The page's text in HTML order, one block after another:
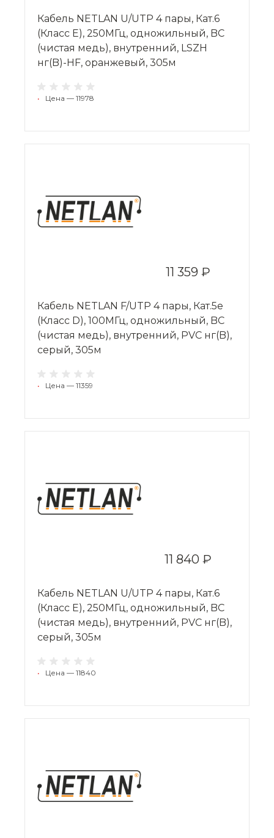
Кабель NETLAN U/UTP 4 пары, Кат.6
(Класс E), 250МГц, одножильный, BC
(чистая медь), внутренний, LSZH
нг(B)-HF, оранжевый, 305м
• Цена — 11978
11 359 ₽
Кабель NETLAN F/UTP 4 пары, Кат.5e
(Класс D), 100МГц, одножильный, BC
(чистая медь), внутренний, PVC нг(B),
серый, 305м
• Цена — 11359
11 840 ₽
Кабель NETLAN U/UTP 4 пары, Кат.6
(Класс E), 250МГц, одножильный, BC
(чистая медь), внутренний, PVC нг(B),
серый, 305м
• Цена — 11840